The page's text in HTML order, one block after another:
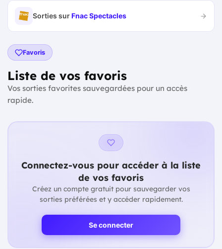
Sorties surFnac Spectacles
Favoris
Liste de vos favoris
Vos sorties favorites sauvegardées pour un accès
rapide.
Connectez-vous pour accéder à la liste
de vos favoris
Créez un compte gratuit pour sauvegarder vos
sorties préférées et y accéder rapidement.
Se connecter